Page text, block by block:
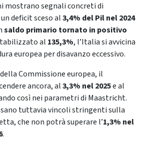
mostrano segnali concreti di
deficit sceso al3,4% del Pil nel 2024
saldo primario tornato in positivo
al 135,3%, l’Italia si avvicina
europea per disavanzo eccessivo.
Commissione europea, il
ancora, al3,3% nel 2025e al
così nei parametri di Maastricht.
tuttavia vincoli stringenti sulla
che non potrà superare l’1,3% nel
.